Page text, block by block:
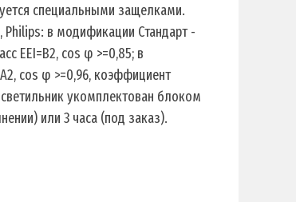
специальными защелками.
Philips: в модификации Стандарт -
EEI=B2, cos φ >=0,85; в
cos φ >=0,96, коэффициент
укомплектован блоком
или 3 часа (под заказ).